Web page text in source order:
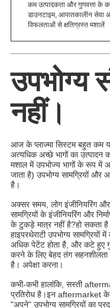
कम उत्पादकता और गुणवत्ता के
डाउनटाइम, आपातकालीन सेवा
विफलताओं से क्षतिग्रस्त मशालें
उपभोग्य
नहीं।
आज के प्लाज्मा सिस्टम बहुत कम
अत्यधिक अच्छे भागों का उत्पादन
मशाल में उपभोज्य भागों के रूप में
जाता है) उपभोग्य सामग्रियों
है।
अक्सर समय, लोग इंजीनियरिंग और
सामग्रियों के इंजीनियरिंग और
के टुकड़े मात्र नहीं है?हो सकता
हाइपरथेराटी उपभोग्य
अधिक पेटेंट होता है, और कटे हुए
करने के लिए बेहद तंग सहनशीलता
है। अपेक्षा करना।
कभी-कभी हालांकि, सस्ती
प्रतिरोध है।इन aftermarket के
"अपने" उपभोग्य सामग्रियों का